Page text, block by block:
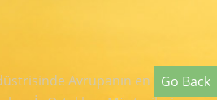
Go Back
Avrupanın en genç